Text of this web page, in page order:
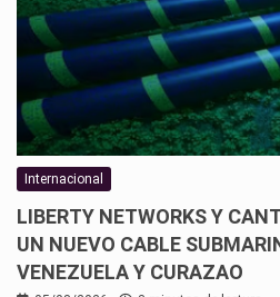
Internacional
LIBERTY NETWORKS Y
UN NUEVO CABLE
VENEZUELA Y CURAZAO